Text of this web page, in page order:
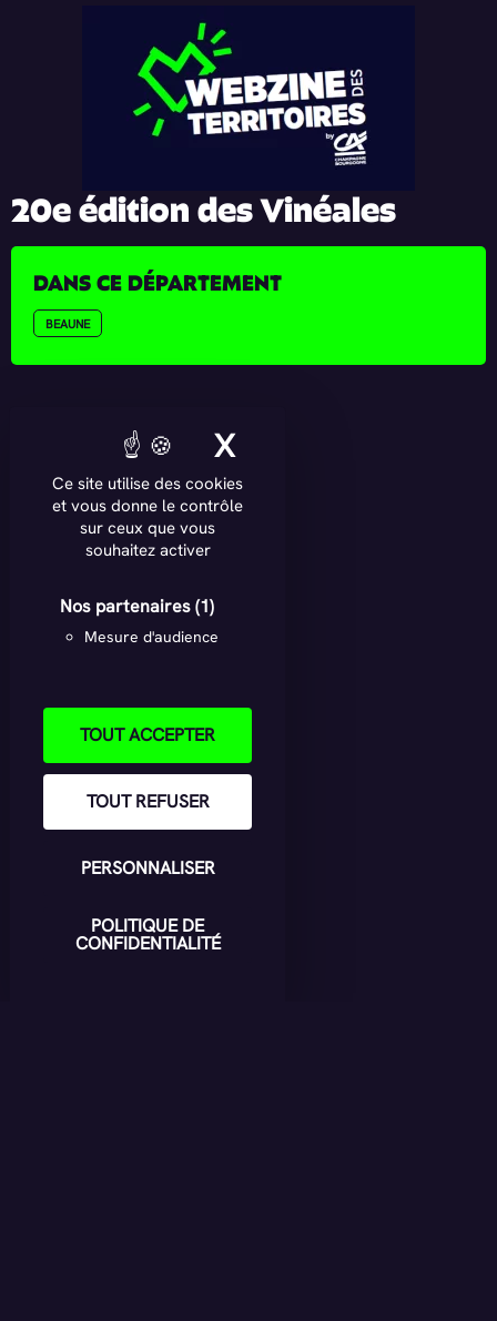
Ce site utilise des cookies
et vous donne le contrôle
sur ceux que vous
souhaitez activer
Nos partenaires(1)
Mesure d'audience
TOUT ACCEPTER
TOUT REFUSER
PERSONNALISER
POLITIQUE DE
CONFIDENTIALITÉ
XMASQUER LE
20e édition des Vinéales
DANS CE DÉPARTEMENT
BEAUNE